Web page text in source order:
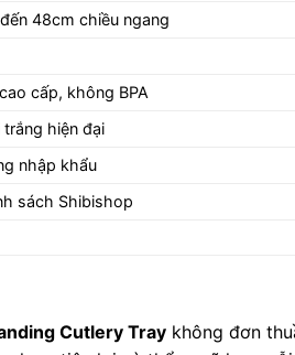
48cm chiều ngang
cấp, không BPA
hiện đại
nhập khẩu
sách Shibishop
Cutlery Tray không đơn